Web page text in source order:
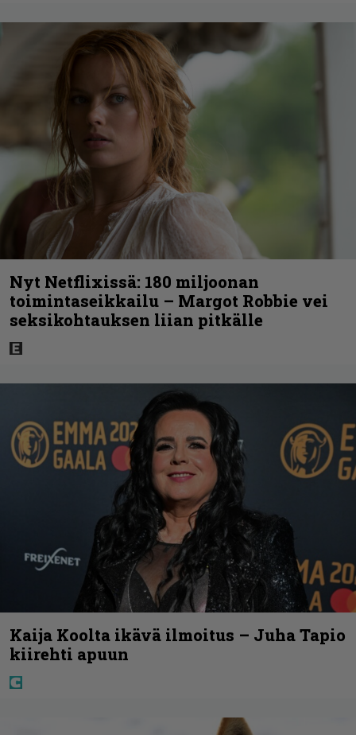
Nyt Netflixissä: 180 miljoonan
toimintaseikkailu – Margot Robbie vei
seksikohtauksen liian pitkälle
Kaija Koolta ikävä ilmoitus – Juha Tapio
kiirehti apuun